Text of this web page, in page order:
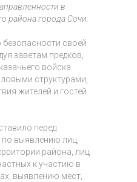
в
района города Сочи.
безопасности своей
заветам предков,
войска
структурами,
жителей и гостей
перед
выявлению лиц,
района, лиц
к участию в
выявлению мест,